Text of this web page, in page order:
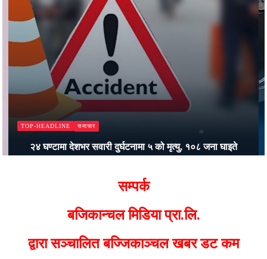
TOP-HEADLINE समाचार
२४ घण्टामा देशभर सवारी दुर्घटनामा ५ को मृत्यु, १०८ जना घाइते
सम्पर्क
बजिकान्चल मिडिया प्रा.लि.
द्वारा सञ्चालित बज्जिकाञ्चल खबर डट कम